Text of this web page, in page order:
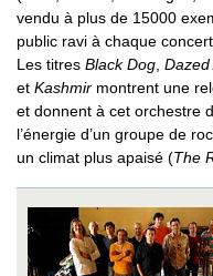
vendu à plus de 15000
public ravi à chaque
Les titres Black Dog Dazed
et Kashmir montrent une
et donnent à cet orchestre
l’énergie d’un groupe de
un climat plus apaisé (The